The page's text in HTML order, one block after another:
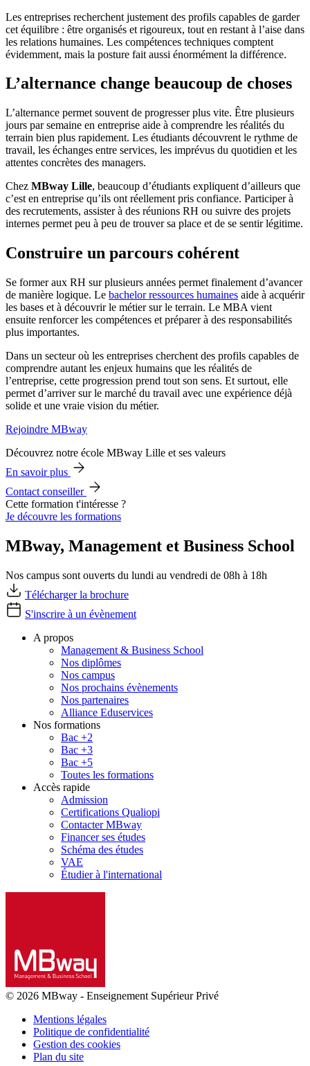
Les entreprises recherchent justement des profils capables de garder
cet équilibre : être organisés et rigoureux, tout en restant à l’aise dans
les relations humaines. Les compétences techniques comptent
évidemment, mais la posture fait aussi énormément la différence.
L’alternance change beaucoup de choses
L’alternance permet souvent de progresser plus vite. Être plusieurs
jours par semaine en entreprise aide à comprendre les réalités du
terrain bien plus rapidement. Les étudiants découvrent le rythme de
travail, les échanges entre services, les imprévus du quotidien et les
attentes concrètes des managers.
Chez MBway Lille, beaucoup d’étudiants expliquent d’ailleurs que
c’est en entreprise qu’ils ont réellement pris confiance. Participer à
des recrutements, assister à des réunions RH ou suivre des projets
internes permet peu à peu de trouver sa place et de se sentir légitime.
Construire un parcours cohérent
Se former aux RH sur plusieurs années permet finalement d’avancer
de manière logique. Le bachelor ressources humaines aide à acquérir
les bases et à découvrir le métier sur le terrain. Le MBA vient
ensuite renforcer les compétences et préparer à des responsabilités
plus importantes.
Dans un secteur où les entreprises cherchent des profils capables de
comprendre autant les enjeux humains que les réalités de
l’entreprise, cette progression prend tout son sens. Et surtout, elle
permet d’arriver sur le marché du travail avec une expérience déjà
solide et une vraie vision du métier.
Rejoindre MBway
Découvrez notre école MBway Lille et ses valeurs
En savoir plus
Contact conseiller
Cette formation t'intéresse ?
Je découvre les formations
MBway, Management et Business School
Nos campus sont ouverts du lundi au vendredi de 08h à 18h
Télécharger la brochure
S'inscrire à un évènement
A propos
Management & Business School
Nos diplômes
Nos campus
Nos prochains évènements
Nos partenaires
Alliance Eduservices
Nos formations
Bac +2
Bac +3
Bac +5
Toutes les formations
Accès rapide
Admission
Certifications Qualiopi
Contacter MBway
Financer ses études
Schéma des études
VAE
Étudier à l'international
© 2026 MBway - Enseignement Supérieur Privé
Mentions légales
Politique de confidentialité
Gestion des cookies
Plan du site